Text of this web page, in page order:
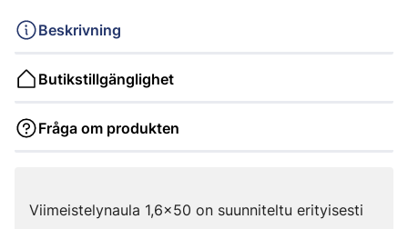
Beskrivning
Butikstillgänglighet
Fråga om produkten
Viimeistelynaula 1,6x50 on suunniteltu erityisesti